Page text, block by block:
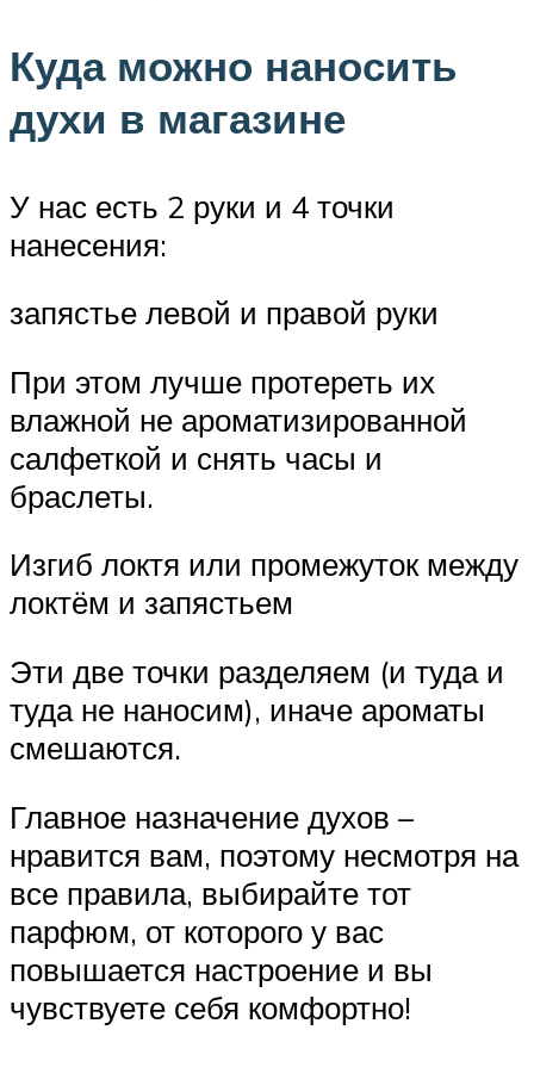
Куда можно наносить
духи в магазине
У нас есть 2 руки и 4 точки
нанесения:
запястье левой и правой руки
При этом лучше протереть их
влажной не ароматизированной
салфеткой и снять часы и
браслеты.
Изгиб локтя или промежуток между
локтём и запястьем
Эти две точки разделяем (и туда и
туда не наносим), иначе ароматы
смешаются.
Главное назначение духов –
нравится вам, поэтому несмотря на
все правила, выбирайте тот
парфюм, от которого у вас
повышается настроение и вы
чувствуете себя комфортно!